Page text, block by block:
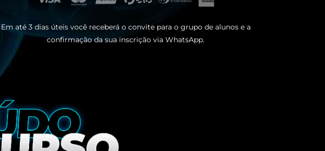
Em até 3 dias úteis você receberá o convite para o grupo de alunos e a
confirmação da sua inscrição via WhatsApp.